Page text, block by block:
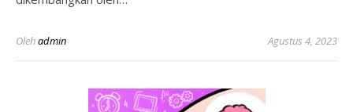
Olehadmin Agustus 4, 2023